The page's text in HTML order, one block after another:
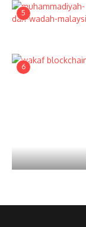
5
6